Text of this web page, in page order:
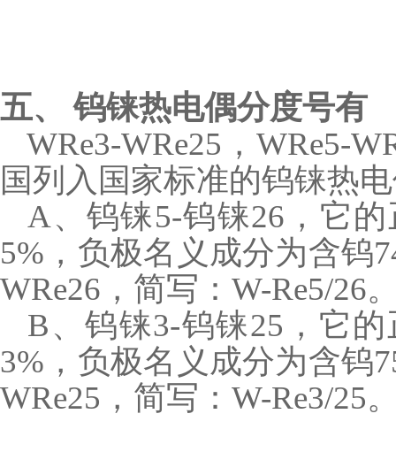
五、 钨铼热电偶分度号有
WRe3-WRe25，WRe5-
国列入国家标准的钨铼热
A、钨铼5-钨铼26，它的
5%，负极名义成分为含钨
WRe26，简写：W-Re5/26
B、钨铼3-钨铼25，它的
3%，负极名义成分为含钨
WRe25，简写：W-Re3/25